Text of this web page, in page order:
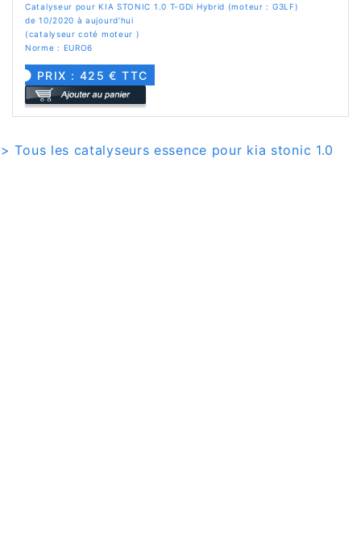
Catalyseur pour KIA STONIC 1.0 T-GDi Hybrid (moteur : G3LF)
de 10/2020 à aujourd'hui
(catalyseur coté moteur )
Norme : EURO6
PRIX : 425 € TTC
> Tous les catalyseurs essence pour kia stonic 1.0